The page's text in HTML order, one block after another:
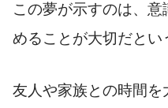
この夢が示すのは、
めることが大切だとい
友人や家族との時間